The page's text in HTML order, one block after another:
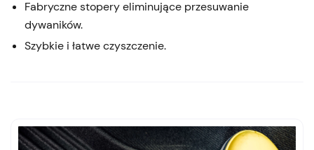
Fabryczne stopery eliminujące przesuwanie
dywaników.
Szybkie i łatwe czyszczenie.